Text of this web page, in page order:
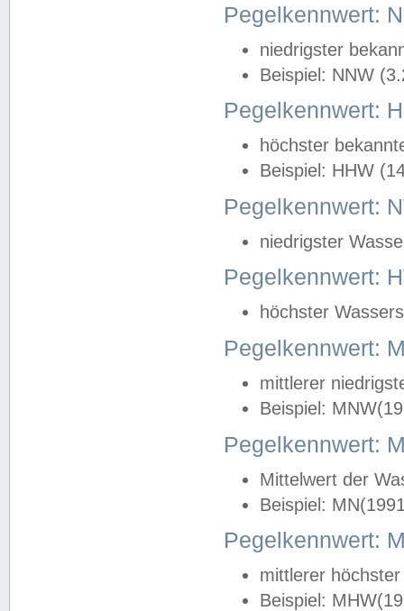
Pegelkennwert:
niedrigster
Beispiel: NNW
Pegelkennwert:
höchster
Beispiel: HHW
Pegelkennwert:
niedrigster
Pegelkennwert:
höchster
Pegelkennwert:
mittlerer
Beispiel:
Pegelkennwert:
Mittelwert der
Beispiel:
Pegelkennwert:
mittlerer
Beispiel: